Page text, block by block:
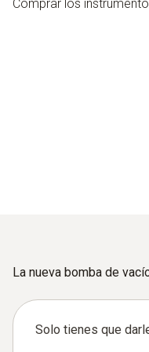
Comprar los
La nueva bomba de
Solo tienes que